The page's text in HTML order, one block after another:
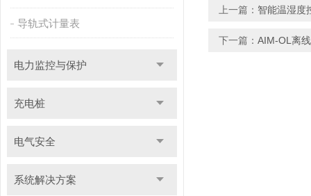
导轨式计量表
电力监控与保护
充电桩
电气安全
系统解决方案
上一篇： 智能温湿度
下一篇： AIM-OL离